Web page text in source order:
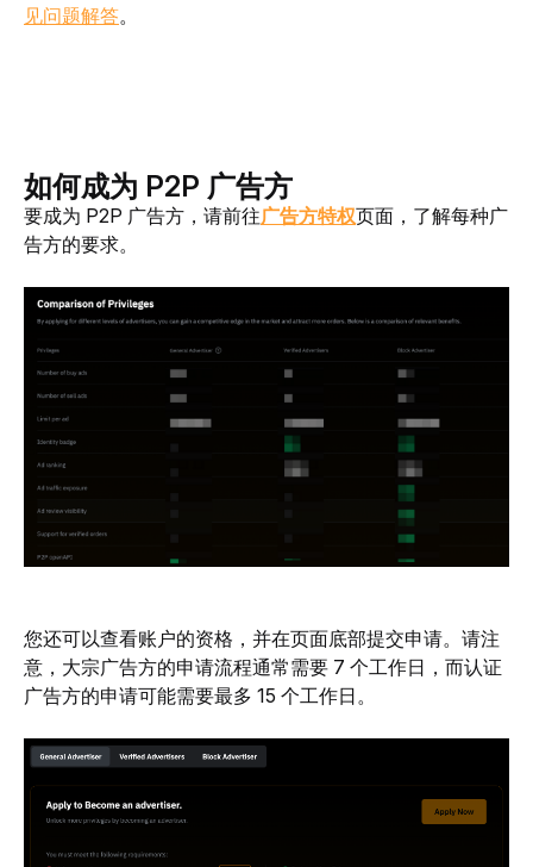
见问题解答。
如何成为 P2P 广告方
要成为 P2P 广告方，请前往广告方特权页面，了解每种广
告方的要求。
您还可以查看账户的资格，并在页面底部提交申请。请注
意，大宗广告方的申请流程通常需要 7 个工作日，而认证
广告方的申请可能需要最多 15 个工作日。